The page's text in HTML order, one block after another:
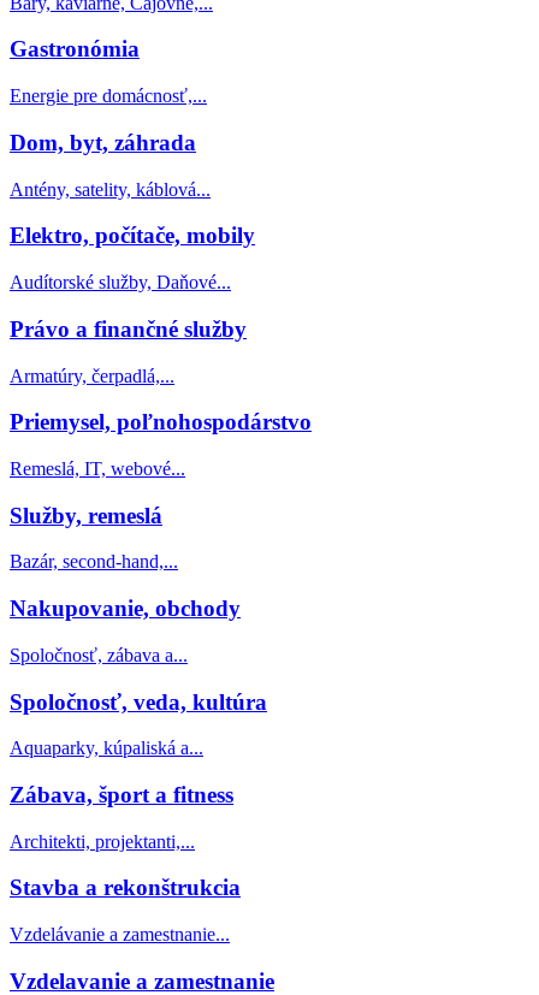
Gastronómia
Energie pre domácnosť,...
Dom, byt, záhrada
Antény, satelity, káblová...
Elektro, počítače, mobily
Audítorské služby, Daňové...
Právo a finančné služby
Armatúry, čerpadlá,...
Priemysel, poľnohospodárstvo
Remeslá, IT, webové...
Služby, remeslá
Bazár, second-hand,...
Nakupovanie, obchody
Spoločnosť, zábava a...
Spoločnosť, veda, kultúra
Aquaparky, kúpaliská a...
Zábava, šport a fitness
Architekti, projektanti,...
Stavba a rekonštrukcia
Vzdelávanie a zamestnanie...
Vzdelavanie a zamestnanie